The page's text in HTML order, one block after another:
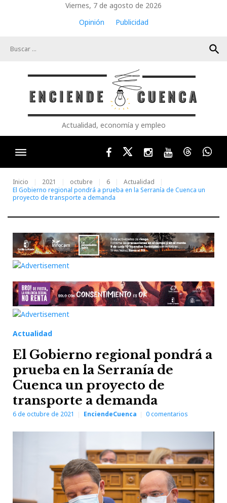
Viernes, 7 de agosto de 2026
Opinión
Publicidad
search
Actualidad, economía y empleo
FacebookTwitterInstagram
YoutubeThreads
Inicio 2021 octubre 6
Actualidad
El Gobierno regional pondrá a prueba en la Serranía de Cuenca un
proyecto de transporte a demanda
Actualidad
El Gobierno regional pondrá a
prueba en la Serranía de
Cuenca un proyecto de
transporte a demanda
6 de octubre de 2021 EnciendeCuenca 0comentarios